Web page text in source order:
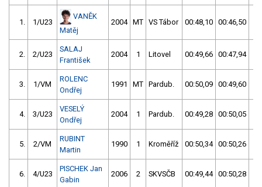
1. 1/U23
VANĚK
Matěj
2004 MT VS Tábor 00:48,10 00:46,50
2. 2/U23
SALAJ
František
2004 1 Litovel 00:49,66 00:47,94
3. 1/VM
ROLENC
Ondřej
1991 MT Pardub. 00:50,09 00:49,60
4. 3/U23
VESELÝ
Ondřej
2004 1 Pardub. 00:49,28 00:50,05
5. 2/VM
RUBINT
Martin
1990 1 Kroměříž 00:50,34 00:50,26
6. 4/U23
PISCHEK Jan
Gabin
2006 2 SKVSČB 00:49,44 00:50,28